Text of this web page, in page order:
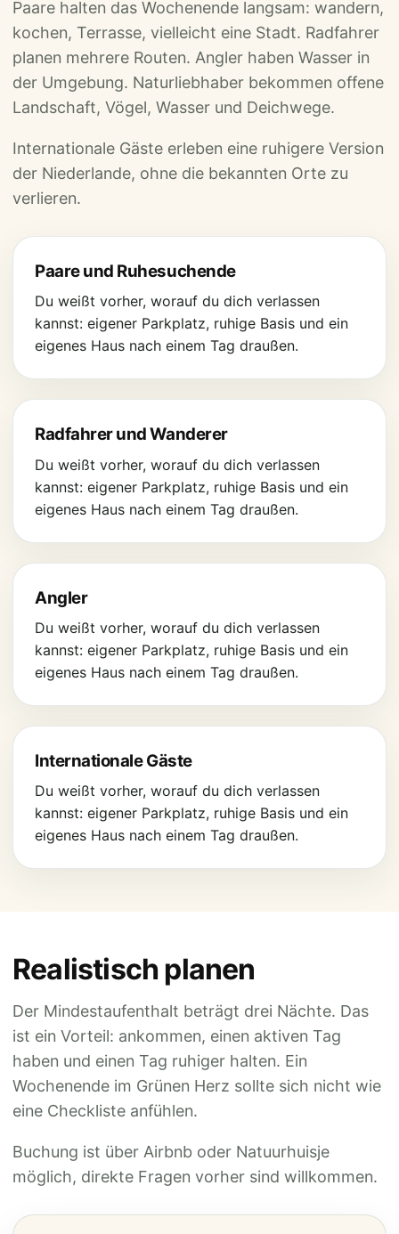
Paare halten das Wochenende langsam: wandern,
kochen, Terrasse, vielleicht eine Stadt. Radfahrer
planen mehrere Routen. Angler haben Wasser in
der Umgebung. Naturliebhaber bekommen offene
Landschaft, Vögel, Wasser und Deichwege.
Internationale Gäste erleben eine ruhigere Version
der Niederlande, ohne die bekannten Orte zu
verlieren.
Paare und Ruhesuchende
Du weißt vorher, worauf du dich verlassen
kannst: eigener Parkplatz, ruhige Basis und ein
eigenes Haus nach einem Tag draußen.
Radfahrer und Wanderer
Du weißt vorher, worauf du dich verlassen
kannst: eigener Parkplatz, ruhige Basis und ein
eigenes Haus nach einem Tag draußen.
Angler
Du weißt vorher, worauf du dich verlassen
kannst: eigener Parkplatz, ruhige Basis und ein
eigenes Haus nach einem Tag draußen.
Internationale Gäste
Du weißt vorher, worauf du dich verlassen
kannst: eigener Parkplatz, ruhige Basis und ein
eigenes Haus nach einem Tag draußen.
Realistisch planen
Der Mindestaufenthalt beträgt drei Nächte. Das
ist ein Vorteil: ankommen, einen aktiven Tag
haben und einen Tag ruhiger halten. Ein
Wochenende im Grünen Herz sollte sich nicht wie
eine Checkliste anfühlen.
Buchung ist über Airbnb oder Natuurhuisje
möglich, direkte Fragen vorher sind willkommen.